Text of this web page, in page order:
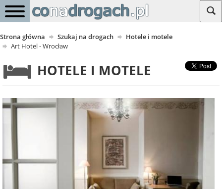
Strona główna Szukaj na drogach
Hotele i motele
Art Hotel - Wrocław
HOTELE I MOTELE